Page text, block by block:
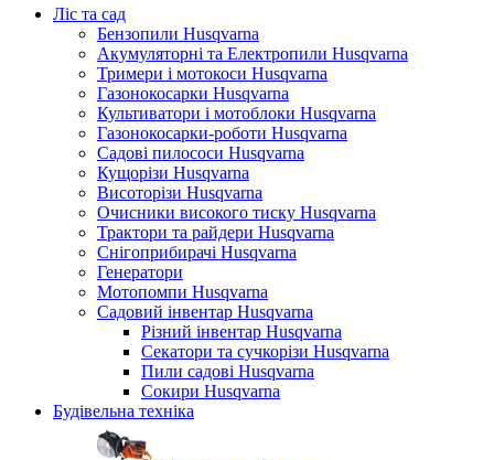
Ліс та сад
Бензопили Husqvarna
Акумуляторні та Електропили Husqvarna
Тримери і мотокоси Husqvarna
Газонокосарки Husqvarna
Культиватори і мотоблоки Husqvarna
Газонокосарки-роботи Husqvarna
Садові пилососи Husqvarna
Кущорізи Husqvarna
Висоторізи Husqvarna
Очисники високого тиску Husqvarna
Трактори та райдери Husqvarna
Снігоприбирачі Husqvarna
Генератори
Мотопомпи Husqvarna
Садовий інвентар Husqvarna
Різний інвентар Husqvarna
Секатори та сучкорізи Husqvarna
Пили садові Husqvarna
Сокири Husqvarna
Будівельна техніка